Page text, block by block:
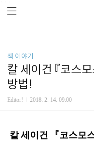
책 이야기
칼 세이건 『코스
방법!
Editor! 2018. 2. 14. 09:00
칼 세이건 『코스모